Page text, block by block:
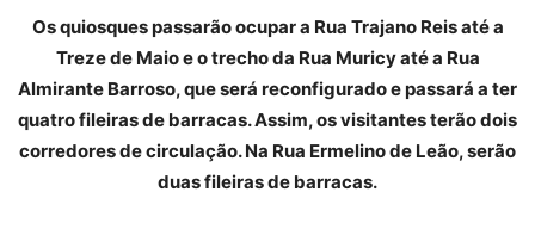
Os quiosques passarão ocupar a Rua Trajano Reis até a
Treze de Maio e o trecho da Rua Muricy até a Rua
Almirante Barroso, que será reconfigurado e passará a ter
quatro fileiras de barracas. Assim, os visitantes terão dois
corredores de circulação. Na Rua Ermelino de Leão, serão
duas fileiras de barracas.